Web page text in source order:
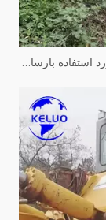
به حداکثر رساندن کارایی: ماشین آلات کاترپیلار مورد استفاده بازسازی شده